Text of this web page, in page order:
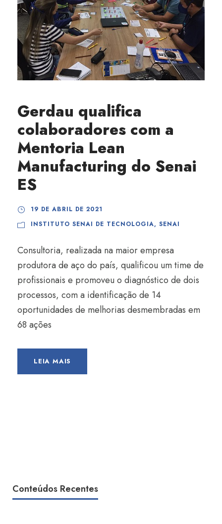
Gerdau qualifica
colaboradores com a
Mentoria Lean
Manufacturing do Senai
ES
19 DE ABRIL DE 2021
INSTITUTO SENAI DE TECNOLOGIA, SENAI
Consultoria, realizada na maior empresa
produtora de aço do país, qualificou um time de
profissionais e promoveu o diagnóstico de dois
processos, com a identificação de 14
oportunidades de melhorias desmembradas em
68 ações
LEIA MAIS
Conteúdos Recentes